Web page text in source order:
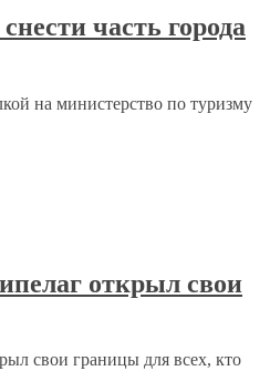
часть города
на министерство по туризму
открыл свои
свои границы для всех, кто